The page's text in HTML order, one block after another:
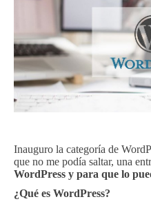
Inauguro la categoría de
que no me podía saltar, una
WordPress y para que lo
¿Qué es WordPress?